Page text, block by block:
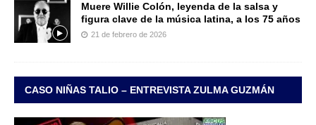
Muere Willie Colón, leyenda de la salsa y
figura clave de la música latina, a los 75 años
21 de febrero de 2026
CASO NIÑAS TALIO – ENTREVISTA ZULMA GUZMÁN